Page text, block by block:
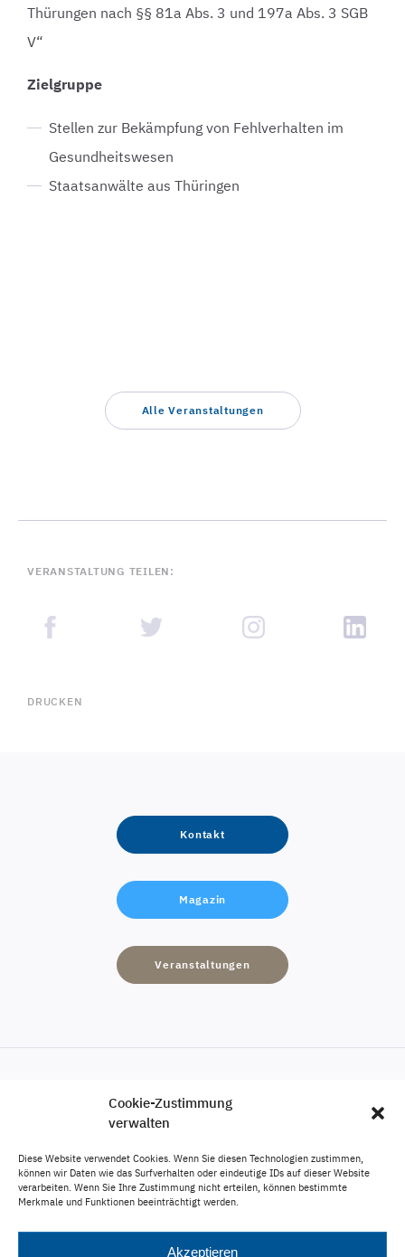
Cookie-Zustimmung
verwalten
Diese Website verwendet Cookies. Wenn Sie diesen Technologien zustimmen,
können wir Daten wie das Surfverhalten oder eindeutige IDs auf dieser Website
verarbeiten. Wenn Sie Ihre Zustimmung nicht erteilen, können bestimmte
Merkmale und Funktionen beeinträchtigt werden.
Akzeptieren
Thürungen nach §§ 81a Abs. 3 und 197a Abs. 3 SGB
V“
Zielgruppe
Stellen zur Bekämpfung von Fehlverhalten im
Gesundheitswesen
Staatsanwälte aus Thüringen
Alle Veranstaltungen
VERANSTALTUNG TEILEN:
DRUCKEN
Kontakt
Magazin
Veranstaltungen
Engagement
Veröffentlichungen
Impressum
Datenschutz